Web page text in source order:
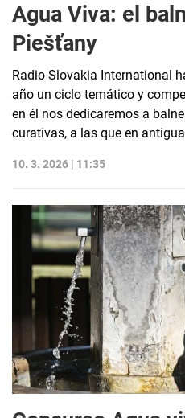
Agua Viva: el
Piešťany
Radio Slovakia International
año un ciclo temático y
en él nos dedicaremos a
curativas, a las que en
10. 3. 2026 | 11:35